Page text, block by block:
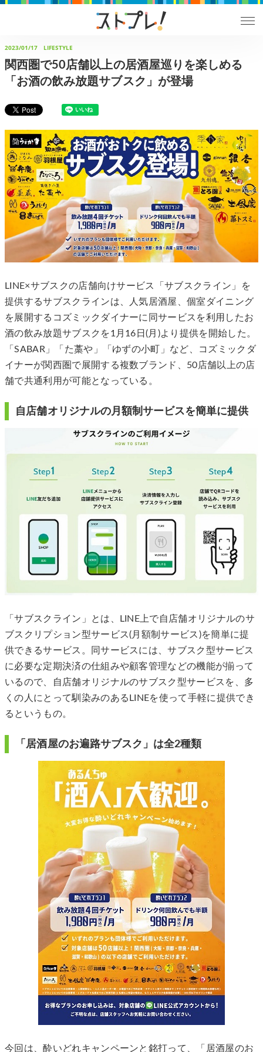
2023/01/17 LIFESTYLE
関西圏で50店舗以上の居酒屋巡りを楽しめる
「お酒の飲み放題サブスク」が登場
LINE×サブスクの店舗向けサービス「サブスクライン」を
提供するサブスクラインは、人気居酒屋、個室ダイニング
を展開するコズミックダイナーに同サービスを利用したお
酒の飲み放題サブスクを1月16日(月)より提供を開始した。
「SABAR」「た藁や」「ゆずの小町」など、コズミックダ
イナーが関西圏で展開する複数ブランド、50店舗以上の店
舗で共通利用が可能となっている。
自店舗オリジナルの月額制サービスを簡単に提供
「サブスクライン」とは、LINE上で自店舗オリジナルのサ
ブスクリプション型サービス(月額制サービス)を簡単に提
供できるサービス。同サービスには、サブスク型サービス
に必要な定期決済の仕組みや顧客管理などの機能が揃って
いるので、自店舗オリジナルのサブスク型サービスを、多
くの人にとって馴染みのあるLINEを使って手軽に提供でき
るというもの。
「居酒屋のお遍路サブスク」は全2種類
今回は、酔いどれキャンペーンと銘打って、「居酒屋のお